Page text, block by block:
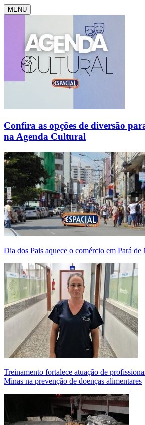
MENU
Confira as opções de diversão
na Agenda Cultural
Dia dos Pais aquece o comércio em Pará de
Treinamento fortalece atuação de
Minas na prevenção de doenças alimentares